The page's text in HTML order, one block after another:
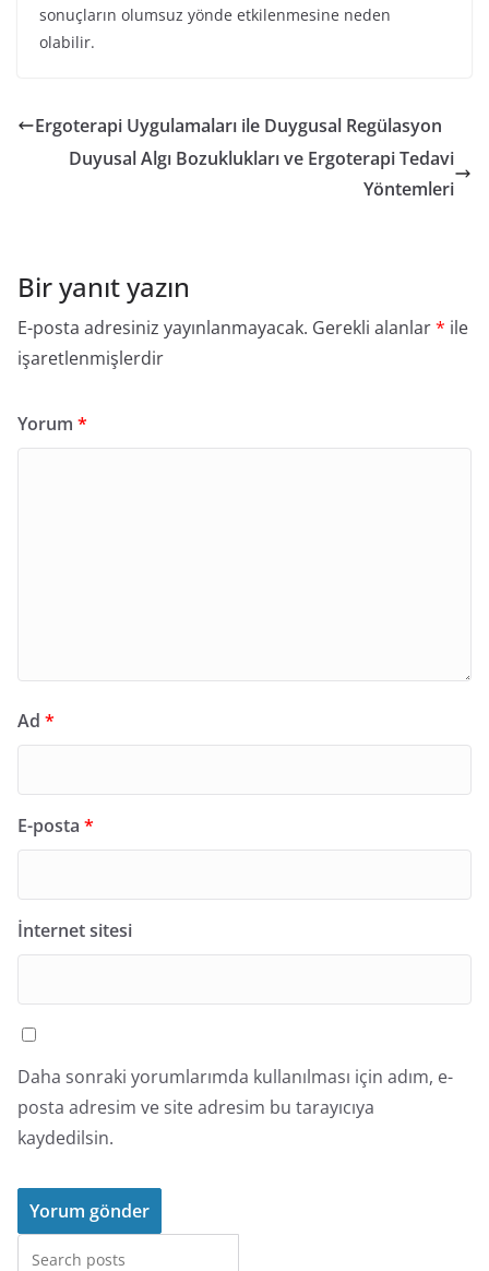
sonuçların olumsuz yönde etkilenmesine neden
olabilir.
Ergoterapi Uygulamaları ile Duygusal Regülasyon
Duyusal Algı Bozuklukları ve Ergoterapi Tedavi
Yöntemleri
Bir yanıt yazın
E-posta adresiniz yayınlanmayacak. Gerekli alanlar* ile
işaretlenmişlerdir
Yorum *
Ad *
E-posta *
İnternet sitesi
Daha sonraki yorumlarımda kullanılması için adım, e-
posta adresim ve site adresim bu tarayıcıya
kaydedilsin.